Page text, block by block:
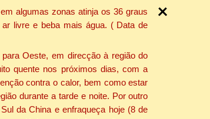
algumas zonas atinja os 36 graus
livre e beba mais água. ( Data de
Oeste, em direcção à região do
quente nos próximos dias, com a
contra o calor, bem como estar
durante a tarde e noite. Por outro
da China e enfraqueça hoje (8 de